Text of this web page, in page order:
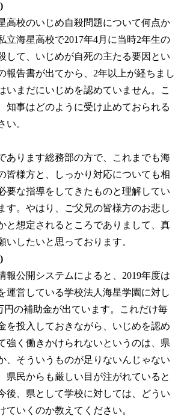
高校のいじめ自殺問題について何点か
立海星高校で2017年4月に当時2年生の
して、いじめが自死の主たる要因とい
報告書が出てから、2年以上が経ちまし
いまだにいじめを認めていません。こ
知事はどのように受け止めておられる
い。
あります総務部の方で、これまでも海
皆様方と、しっかり対応についても相
要な指導をしてきたものと理解してい
す。やはり、ご父兄の皆様方のお悲し
と想定されるところでありまして、真
いしたいと思っております。
報公開システムによると、2019年度は
運営している学校法人海星学園に対し
円の補助金が出ています。これだけ毎
を投入しておきながら、いじめを認め
強く働きかけられないというのは、県
、そういうものが足りないんじゃない
県民からも厳しい目が注がれていると
後、県として学校に対しては、どうい
ていくのか教えてください。